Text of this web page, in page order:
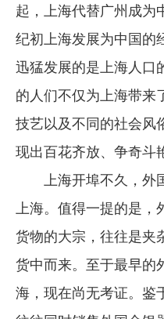
起，上海代替广州成为
纪初上海发展为中国的
迅猛发展的是上海人口
的人们不仅为上海带来
技艺以及不同的社会风
现出百花齐放、争奇斗
上海开埠不久，外国
上海。值得一提的是
货物的大宗，往往是夹
货中而来。至于最早的
海，现在尚无考证。鉴